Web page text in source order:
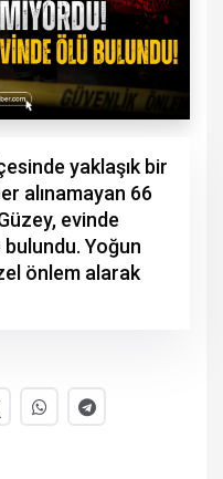
yaklaşık bir
alınamayan 66
evinde
bulundu. Yoğun
önlem alarak